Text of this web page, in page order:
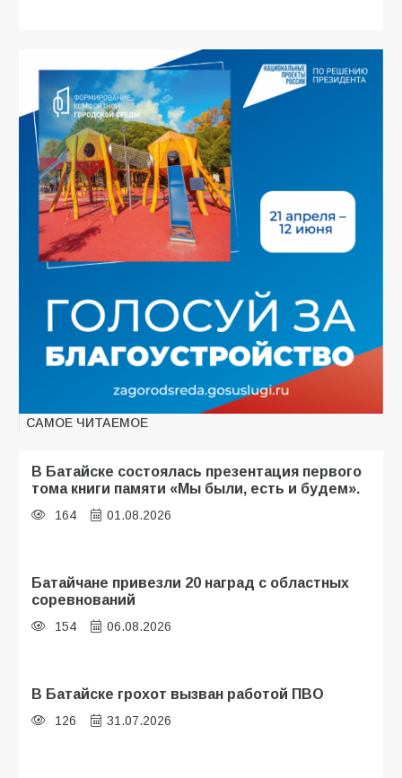
САМОЕ ЧИТАЕМОЕ
В Батайске состоялась презентация первого
тома книги памяти «Мы были, есть и будем».
164 01.08.2026
Батайчане привезли 20 наград с областных
соревнований
154 06.08.2026
В Батайске грохот вызван работой ПВО
126 31.07.2026